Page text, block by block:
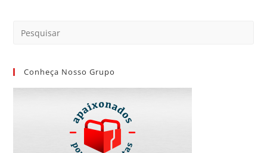
Conheça Nosso Grupo